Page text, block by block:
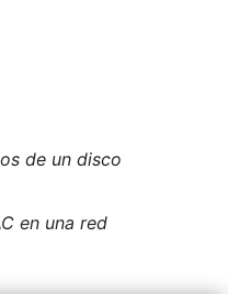
de un disco
en una red